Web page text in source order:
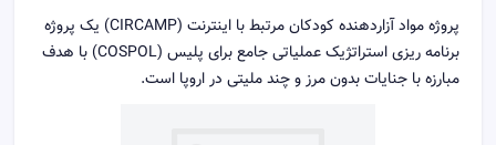
پروژه مواد آزاردهنده کودکان مرتبط با اینترنت (CIRCAMP) یک پروژه
برنامه ریزی استراتژیک عملیاتی جامع برای پلیس (COSPOL) با هدف
مبارزه با جنایات بدون مرز و چند ملیتی در اروپا است.